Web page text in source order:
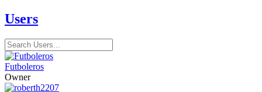
Users
Futboleros
Owner